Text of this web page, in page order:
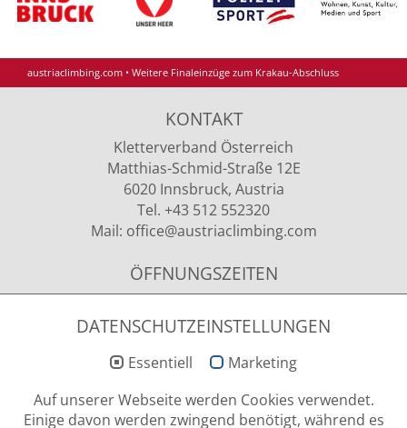
austriaclimbing.com • Weitere Finaleinzüge zum Krakau-Abschluss
KONTAKT
Kletterverband Österreich
Matthias-Schmid-Straße 12E
6020 Innsbruck, Austria
Tel. +43 512 552320
Mail: office@austriaclimbing.com
ÖFFNUNGSZEITEN
09.00 - 12.00 Uhr & 13.00 - 15.00 Uhr
NEWSLETTER ANMELDUNG
DATENSCHUTZEINSTELLUNGEN
Essentiell
Marketing
Auf unserer Webseite werden Cookies verwendet.
Einige davon werden zwingend benötigt, während es